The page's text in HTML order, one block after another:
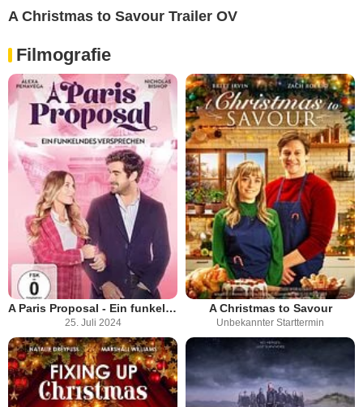
A Christmas to Savour Trailer OV
Filmografie
A Paris Proposal - Ein funkelndes Versprechen
25. Juli 2024
A Christmas to Savour
Unbekannter Starttermin